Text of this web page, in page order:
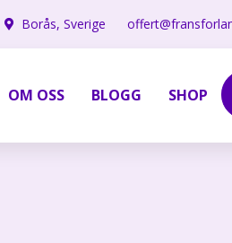
Borås, Sverige
OM OSS BLOGG SHOP